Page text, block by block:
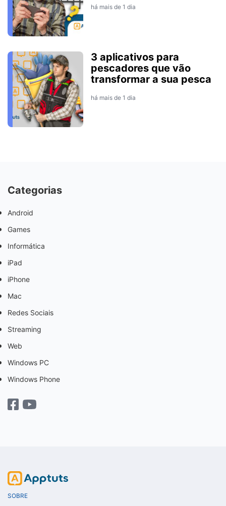
há mais de 1 dia
3 aplicativos para
pescadores que vão
transformar a sua pesca
há mais de 1 dia
Categorias
Android
Games
Informática
iPad
iPhone
Mac
Redes Sociais
Streaming
Web
Windows PC
Windows Phone
SOBRE